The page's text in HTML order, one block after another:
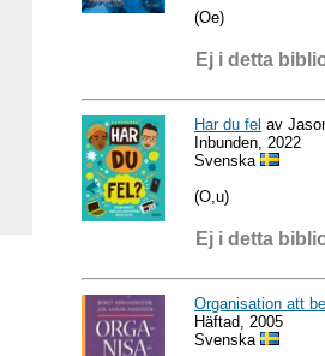
(Oe)
Ej i detta
Har du fel av
Inbunden, 2022
Svenska
(O,u)
Ej i detta
Organisation att
Häftad, 2005
Svenska